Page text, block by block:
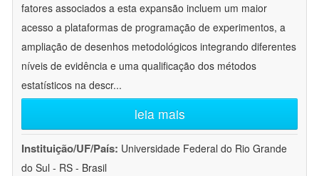
fatores associados a esta expansão incluem um maior
acesso a plataformas de programação de experimentos, a
ampliação de desenhos metodológicos integrando diferentes
níveis de evidência e uma qualificação dos métodos
estatísticos na descr...
leia mais
Instituição/UF/País: Universidade Federal do Rio Grande
do Sul - RS - Brasil